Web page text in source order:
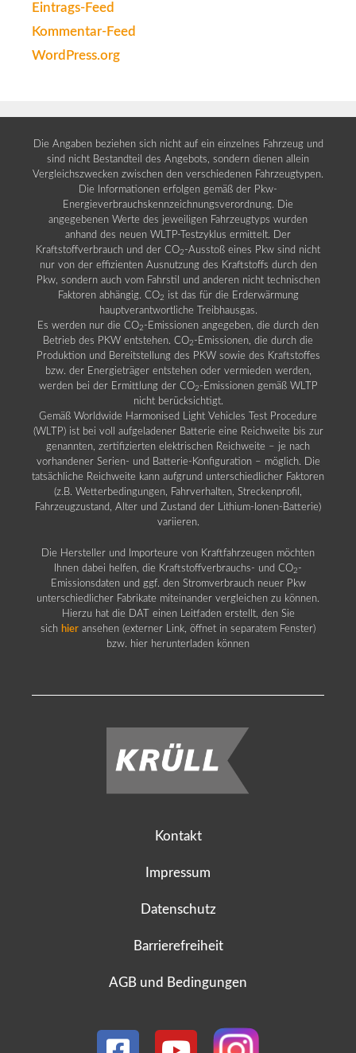
Eintrags-Feed
Kommentar-Feed
WordPress.org
Die Angaben beziehen sich nicht auf ein einzelnes Fahrzeug und
sind nicht Bestandteil des Angebots, sondern dienen allein
Vergleichszwecken zwischen den verschiedenen Fahrzeugtypen.
Die Informationen erfolgen gemäß der Pkw-
Energieverbrauchskennzeichnungsverordnung. Die
angegebenen Werte des jeweiligen Fahrzeugtyps wurden
anhand des neuen WLTP-Testzyklus ermittelt. Der
Kraftstoffverbrauch und der CO2 -Ausstoß eines Pkw sind nicht
nur von der effizienten Ausnutzung des Kraftstoffs durch den
Pkw, sondern auch vom Fahrstil und anderen nicht technischen
Faktoren abhängig. CO2 ist das für die Erderwärmung
hauptverantwortliche Treibhausgas.
Es werden nur die CO2 -Emissionen angegeben, die durch den
Betrieb des PKW entstehen. CO2 -Emissionen, die durch die
Produktion und Bereitstellung des PKW sowie des Kraftstoffes
bzw. der Energieträger entstehen oder vermieden werden,
werden bei der Ermittlung der CO2 -Emissionen gemäß WLTP
nicht berücksichtigt.
Gemäß Worldwide Harmonised Light Vehicles Test Procedure
(WLTP) ist bei voll aufgeladener Batterie eine Reichweite bis zur
genannten, zertifizierten elektrischen Reichweite – je nach
vorhandener Serien- und Batterie-Konfiguration – möglich. Die
tatsächliche Reichweite kann aufgrund unterschiedlicher Faktoren
(z.B. Wetterbedingungen, Fahrverhalten, Streckenprofil,
Fahrzeugzustand, Alter und Zustand der Lithium-Ionen-Batterie)
variieren.
Die Hersteller und Importeure von Kraftfahrzeugen möchten
Ihnen dabei helfen, die Kraftstoffverbrauchs- und CO2 -
Emissionsdaten und ggf. den Stromverbrauch neuer Pkw
unterschiedlicher Fabrikate miteinander vergleichen zu können.
Hierzu hat die DAT einen Leitfaden erstellt, den Sie
sich hier ansehen (externer Link, öffnet in separatem Fenster)
bzw. hier herunterladen können
Kontakt
Impressum
Datenschutz
Barrierefreiheit
AGB und Bedingungen